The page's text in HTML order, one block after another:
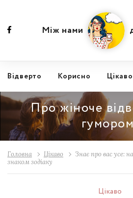
Відвертo Корисно Цікаво
Між нами
Про жіноче
Головна Цікаво
Знає про вас усе:
знаком зодіаку
Цікаво